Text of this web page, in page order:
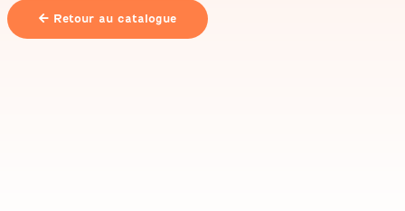
Retour au catalogue